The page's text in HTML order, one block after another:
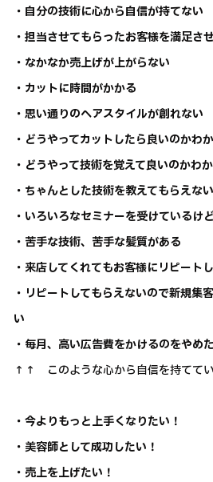
・自分の技術に心から自信が持てない
・担当させてもらったお客様を満足さ
・なかなか売上げが上がらない
・カットに時間がかかる
・思い通りのヘアスタイルが創れない
・どうやってカットしたら良いのかわ
・どうやって技術を覚えて良いのかわ
・ちゃんとした技術を教えてもらえな
・いろいろなセミナーを受けているけ
・苦手な技術、苦手な髪質がある
・来店してくれてもお客様にリピート
・リピートしてもらえないので新規集
い
・毎月、高い広告費をかけるのをやめ
↑↑ このような心から自信を持てて
・今よりもっと上手くなりたい！
・美容師として成功したい！
・売上を上げたい！